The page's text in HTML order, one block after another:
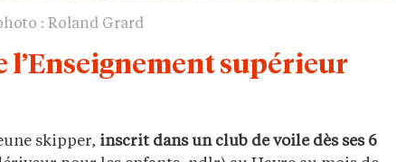
: Roland Grard
l’Enseignement supérieur
skipper, inscrit dans un club de voile dès ses 6